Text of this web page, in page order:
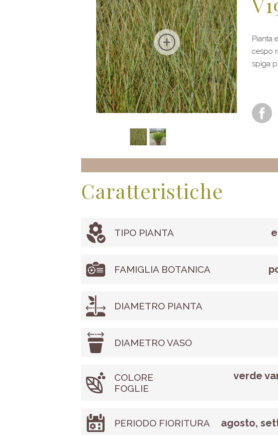
Pianta
cespo
spiga
Caratteristiche
TIPO PIANTA
FAMIGLIA BOTANICA
DIAMETRO PIANTA
DIAMETRO VASO
COLORE
FOGLIE
verde
PERIODO FIORITURA agosto,